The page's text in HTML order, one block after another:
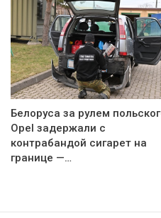
Белоруса за рулем
Opel задержали с
контрабандой сигарет на
границе —…